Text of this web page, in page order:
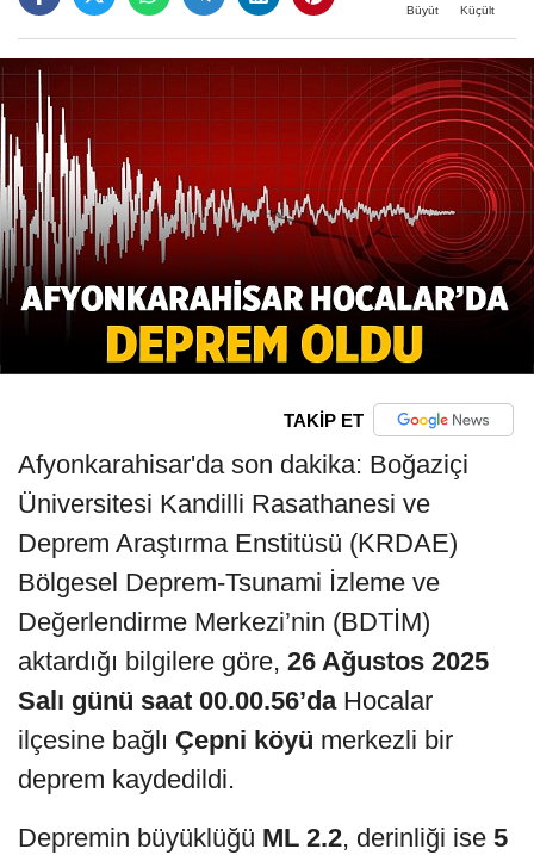
Büyüt Küçült
TAKİP ET
Afyonkarahisar'da son dakika: Boğaziçi
Üniversitesi Kandilli Rasathanesi ve
Deprem Araştırma Enstitüsü (KRDAE)
Bölgesel Deprem-Tsunami İzleme ve
Değerlendirme Merkezi’nin (BDTİM)
aktardığı bilgilere göre, 26 Ağustos 2025
Salı günü saat 00.00.56’daHocalar
ilçesine bağlı Çepni köyü merkezli bir
deprem kaydedildi.
Depremin büyüklüğü ML 2.2, derinliği ise 5